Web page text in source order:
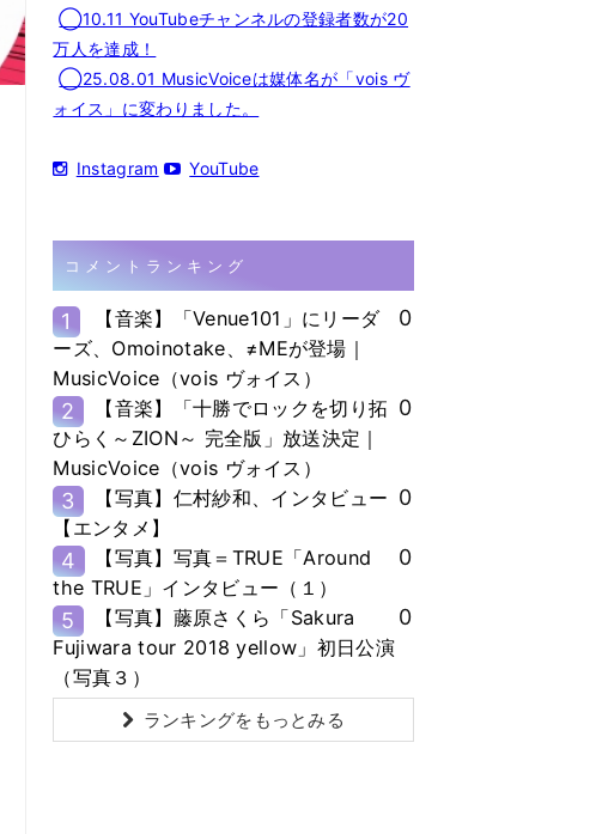
◯10.11 YouTubeチャンネルの登録者数が20
万人を達成！
◯25.08.01 MusicVoiceは媒体名が「vois ヴ
ォイス」に変わりました。
Instagram YouTube
コメントランキング
1
【音楽】「Venue101」にリーダ
ーズ、Omoinotake、≠MEが登場｜
MusicVoice（vois ヴォイス）
0
2
【音楽】「十勝でロックを切り拓
ひらく～ZION～ 完全版」放送決定｜
MusicVoice（vois ヴォイス）
0
3
【写真】仁村紗和、インタビュー
【エンタメ】
0
4
【写真】写真＝TRUE「Around
the TRUE」インタビュー（１）
0
5
【写真】藤原さくら「Sakura
Fujiwara tour 2018 yellow」初日公演
（写真３）
0
ランキングをもっとみる